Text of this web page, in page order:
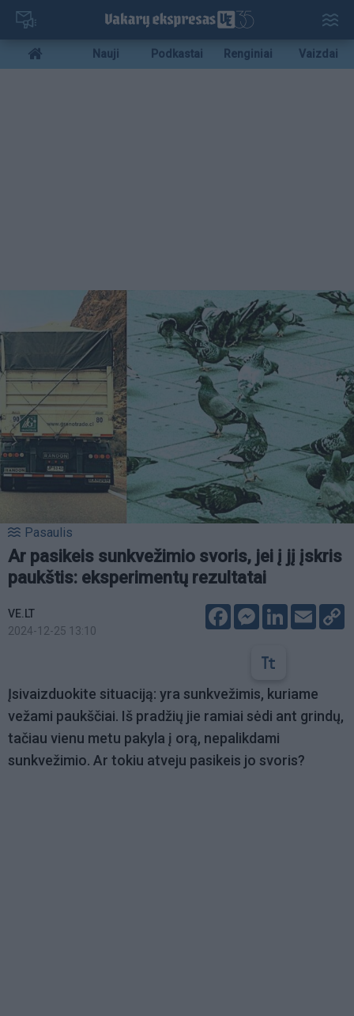
Pereiti
pagrindinį
turinį
Mobile
menu
Nauji Podkastai Renginiai Vaizdai
Pasaulis
Ar pasikeis sunkvežimio svoris, jei į jį įskris
paukštis: eksperimentų rezultatai
VE.LT
2024-12-25 13:10
FacebookMessenger
LinkedIn
Email
Įsivaizduokite situaciją: yra sunkvežimis, kuriame
vežami paukščiai. Iš pradžių jie ramiai sėdi ant grindų,
tačiau vienu metu pakyla į orą, nepalikdami
sunkvežimio. Ar tokiu atveju pasikeis jo svoris?